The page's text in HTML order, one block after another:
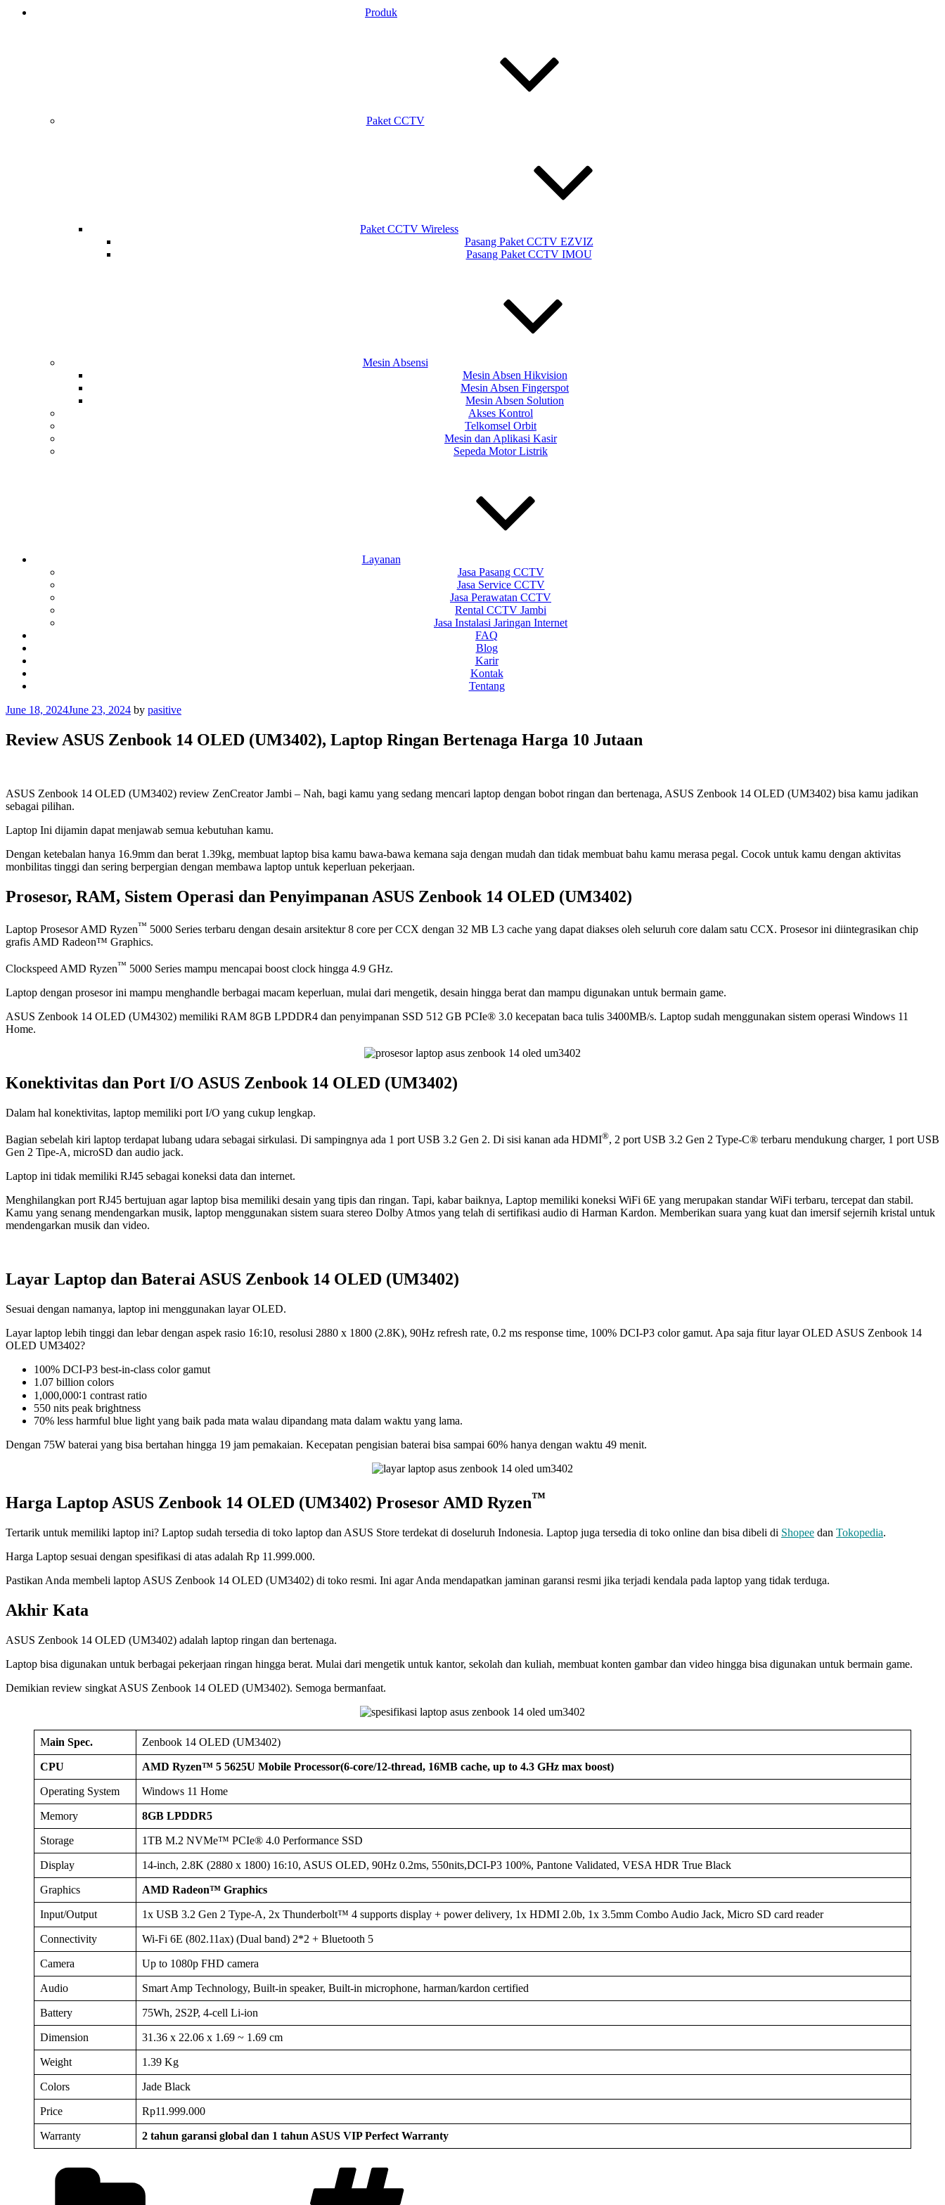
Produk
Paket CCTV
Paket CCTV Wireless
Pasang Paket CCTV EZVIZ
Pasang Paket CCTV IMOU
Mesin Absensi
Mesin Absen Hikvision
Mesin Absen Fingerspot
Mesin Absen Solution
Akses Kontrol
Telkomsel Orbit
Mesin dan Aplikasi Kasir
Sepeda Motor Listrik
Layanan
Jasa Pasang CCTV
Jasa Service CCTV
Jasa Perawatan CCTV
Rental CCTV Jambi
Jasa Instalasi Jaringan Internet
FAQ
Blog
Karir
Kontak
Tentang
Posted
June 18, 2024June 23, 2024 by pasitive
Review ASUS Zenbook 14 OLED (UM3402), Laptop Ringan Bertenaga Harga 10 Jutaan
ASUS Zenbook 14 OLED (UM3402) review ZenCreator Jambi – Nah, bagi kamu yang sedang mencari laptop dengan bobot ringan dan bertenaga, ASUS Zenbook 14 OLED (UM3402) bisa kamu jadikan
sebagai pilihan.
Laptop Ini dijamin dapat menjawab semua kebutuhan kamu.
Dengan ketebalan hanya 16.9mm dan berat 1.39kg, membuat laptop bisa kamu bawa-bawa kemana saja dengan mudah dan tidak membuat bahu kamu merasa pegal. Cocok untuk kamu dengan aktivitas
monbilitas tinggi dan sering berpergian dengan membawa laptop untuk keperluan pekerjaan.
Prosesor, RAM, Sistem Operasi dan Penyimpanan ASUS Zenbook 14 OLED (UM3402)
Laptop Prosesor AMD Ryzen™ 5000 Series terbaru dengan desain arsitektur 8 core per CCX dengan 32 MB L3 cache yang dapat diakses oleh seluruh core dalam satu CCX. Prosesor ini diintegrasikan chip
grafis AMD Radeon™ Graphics.
Clockspeed AMD Ryzen™ 5000 Series mampu mencapai boost clock hingga 4.9 GHz.
Laptop dengan prosesor ini mampu menghandle berbagai macam keperluan, mulai dari mengetik, desain hingga berat dan mampu digunakan untuk bermain game.
ASUS Zenbook 14 OLED (UM4302) memiliki RAM 8GB LPDDR4 dan penyimpanan SSD 512 GB PCIe® 3.0 kecepatan baca tulis 3400MB/s. Laptop sudah menggunakan sistem operasi Windows 11
Home.
Konektivitas dan Port I/O ASUS Zenbook 14 OLED (UM3402)
Dalam hal konektivitas, laptop memiliki port I/O yang cukup lengkap.
Bagian sebelah kiri laptop terdapat lubang udara sebagai sirkulasi. Di sampingnya ada 1 port USB 3.2 Gen 2. Di sisi kanan ada HDMI®, 2 port USB 3.2 Gen 2 Type-C® terbaru mendukung charger, 1 port USB
Gen 2 Tipe-A, microSD dan audio jack.
Laptop ini tidak memiliki RJ45 sebagai koneksi data dan internet.
Menghilangkan port RJ45 bertujuan agar laptop bisa memiliki desain yang tipis dan ringan. Tapi, kabar baiknya, Laptop memiliki koneksi WiFi 6E yang merupakan standar WiFi terbaru, tercepat dan stabil.
Kamu yang senang mendengarkan musik, laptop menggunakan sistem suara stereo Dolby Atmos yang telah di sertifikasi audio di Harman Kardon. Memberikan suara yang kuat dan imersif sejernih kristal untuk
mendengarkan musik dan video.
Layar Laptop dan Baterai ASUS Zenbook 14 OLED (UM3402)
Sesuai dengan namanya, laptop ini menggunakan layar OLED.
Layar laptop lebih tinggi dan lebar dengan aspek rasio 16:10, resolusi 2880 x 1800 (2.8K), 90Hz refresh rate, 0.2 ms response time, 100% DCI-P3 color gamut. Apa saja fitur layar OLED ASUS Zenbook 14
OLED UM3402?
100% DCI-P3 best-in-class color gamut
1.07 billion colors
1,000,000∶1 contrast ratio
550 nits peak brightness
70% less harmful blue light yang baik pada mata walau dipandang mata dalam waktu yang lama.
Dengan 75W baterai yang bisa bertahan hingga 19 jam pemakaian. Kecepatan pengisian baterai bisa sampai 60% hanya dengan waktu 49 menit.
Harga Laptop ASUS Zenbook 14 OLED (UM3402) Prosesor AMD Ryzen™
Tertarik untuk memiliki laptop ini? Laptop sudah tersedia di toko laptop dan ASUS Store terdekat di doseluruh Indonesia. Laptop juga tersedia di toko online dan bisa dibeli di Shopee dan Tokopedia.
Harga Laptop sesuai dengan spesifikasi di atas adalah Rp 11.999.000.
Pastikan Anda membeli laptop ASUS Zenbook 14 OLED (UM3402) di toko resmi. Ini agar Anda mendapatkan jaminan garansi resmi jika terjadi kendala pada laptop yang tidak terduga.
Akhir Kata
ASUS Zenbook 14 OLED (UM3402) adalah laptop ringan dan bertenaga.
Laptop bisa digunakan untuk berbagai pekerjaan ringan hingga berat. Mulai dari mengetik untuk kantor, sekolah dan kuliah, membuat konten gambar dan video hingga bisa digunakan untuk bermain game.
Demikian review singkat ASUS Zenbook 14 OLED (UM3402). Semoga bermanfaat.
Main Spec. Zenbook 14 OLED (UM3402)
CPU AMD Ryzen™ 5 5625U Mobile Processor(6-core/12-thread, 16MB cache, up to 4.3 GHz max boost)
Operating System Windows 11 Home
Memory 8GB LPDDR5
Storage 1TB M.2 NVMe™ PCIe® 4.0 Performance SSD
Display 14-inch, 2.8K (2880 x 1800) 16:10, ASUS OLED, 90Hz 0.2ms, 550nits,DCI-P3 100%, Pantone Validated, VESA HDR True Black
Graphics AMD Radeon™ Graphics
Input/Output 1x USB 3.2 Gen 2 Type-A, 2x Thunderbolt™ 4 supports display + power delivery, 1x HDMI 2.0b, 1x 3.5mm Combo Audio Jack, Micro SD card reader
Connectivity Wi-Fi 6E (802.11ax) (Dual band) 2*2 + Bluetooth 5
Camera Up to 1080p FHD camera
Audio Smart Amp Technology, Built-in speaker, Built-in microphone, harman/kardon certified
Battery 75Wh, 2S2P, 4-cell Li-ion
Dimension 31.36 x 22.06 x 1.69 ~ 1.69 cm
Weight 1.39 Kg
Colors Jade Black
Price Rp11.999.000
Warranty 2 tahun garansi global dan 1 tahun ASUS VIP Perfect Warranty